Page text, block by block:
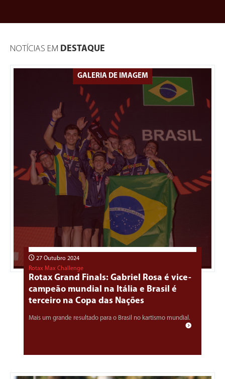
NOTÍCIAS EM DESTAQUE
GALERIA DE IMAGEM
27 Outubro 2024
Rotax Max Challenge
Rotax Grand Finals: Gabriel Rosa é vice-
campeão mundial na Itália e Brasil é
terceiro na Copa das Nações
Mais um grande resultado para o Brasil no kartismo mundial.